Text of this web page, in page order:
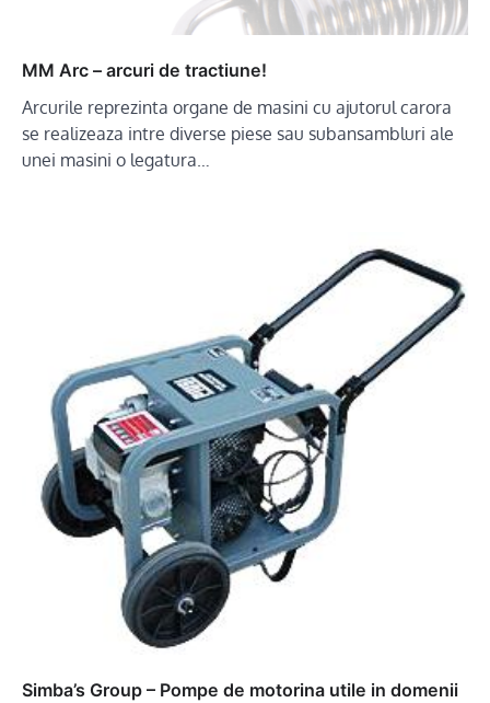
MM Arc – arcuri de tractiune!
Arcurile reprezinta organe de masini cu ajutorul carora
se realizeaza intre diverse piese sau subansambluri ale
unei masini o legatura…
Simba’s Group – Pompe de motorina utile in domenii